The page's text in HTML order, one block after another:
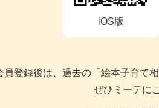
iOS版
員登録後は、過去の「絵本子育て
ぜひミーテに